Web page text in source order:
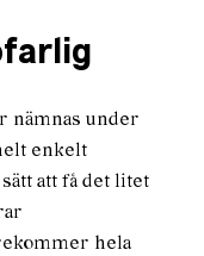
nämnas under
enkelt
att få det litet
hela